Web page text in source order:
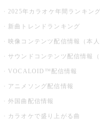
2025年カラオケ年間ランキング
新曲トレンドランキング
映像コンテンツ配信情報（本人
サウンドコンテンツ配信情報（
VOCALOID™配信情報
アニメソング配信情報
外国曲配信情報
カラオケで盛り上がる曲